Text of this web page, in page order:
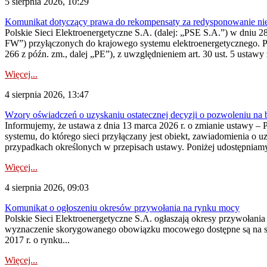
Komunikat dotyczący prawa do rekompensaty za redysponowanie
Polskie Sieci Elektroenergetyczne S.A. (dalej: „PSE S.A.”) w dniu
FW”) przyłączonych do krajowego systemu
266 z późn. zm., dalej „PE”), z uwzględnieniem art. 30 ust. 5 ustawy
Więcej...
4 sierpnia 2026, 13:47
Wzory oświadczeń o uzyskaniu ostatecznej decyzji o pozwoleniu
Informujemy, że ustawa z dnia 13 marca 2026 r. o zmianie ustawy
systemu, do którego sieci przyłączany jest obiekt, zawiadomienia o
przypadkach określonych w przepisach ustawy. Poniżej
Więcej...
4 sierpnia 2026, 09:03
Komunikat o ogłoszeniu okresów przywołania na rynku mocy
Polskie Sieci Elektroenergetyczne S.A. ogłaszają okresy
wyznaczenie skorygowanego obowiązku mocowego dostępne są
2017 r. o rynku...
Więcej...